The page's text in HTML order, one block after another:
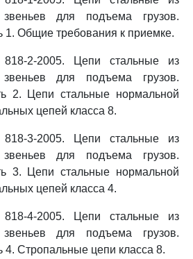
звеньев для подъема грузов.
1. Общие требования к приемке.
2-2005. Цепи стальные из
звеньев для подъема грузов.
2. Цепи стальные нормальной
цепей класса 8.
3-2005. Цепи стальные из
звеньев для подъема грузов.
3. Цепи стальные нормальной
цепей класса 4.
4-2005. Цепи стальные из
звеньев для подъема грузов.
4. Стропальные цепи класса 8.